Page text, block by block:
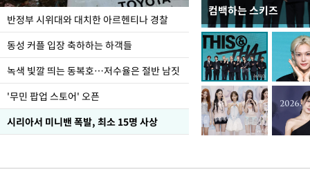
반정부 시위대와 대치한 아르헨티나 경찰
동성 커플 입장 축하하는 하객들
녹색 빛깔 띄는 동복호…저수율은 절반 남짓
'무민 팝업 스토어' 오픈
시리아서 미니밴 폭발, 최소 15명 사상
컴백하는 스키즈
지석천 뒤덮은 개구리